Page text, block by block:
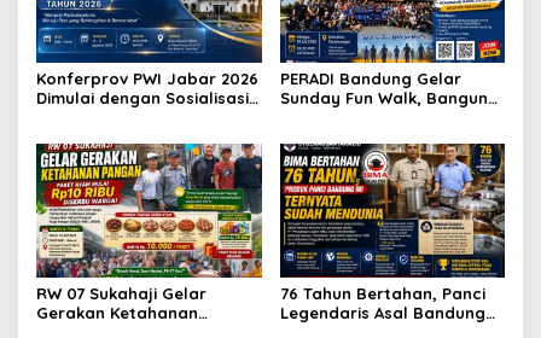
Konferprov PWI Jabar 2026
Dimulai dengan Sosialisasi
Profesionalisme
PERADI Bandung Gelar
Sunday Fun Walk, Bangun
RW 07 Sukahaji Gelar
Gerakan Ketahanan
76 Tahun Bertahan, Panci
Legendaris Asal Bandung